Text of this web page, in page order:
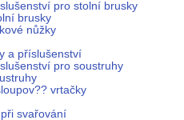
pro stolní brusky
brusky
nůžky
a příslušenství
pro soustruhy
vrtačky
svařování